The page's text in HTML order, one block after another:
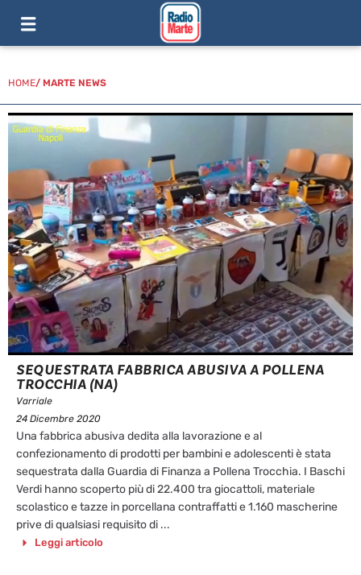
HOME/ MARTE NEWS
SEQUESTRATA FABBRICA ABUSIVA A POLLENA
TROCCHIA (NA)
Varriale
24 Dicembre 2020
Una fabbrica abusiva dedita alla lavorazione e al
confezionamento di prodotti per bambini e adolescenti è stata
sequestrata dalla Guardia di Finanza a Pollena Trocchia. I Baschi
Verdi hanno scoperto più di 22.400 tra giocattoli, materiale
scolastico e tazze in porcellana contraffatti e 1.160 mascherine
prive di qualsiasi requisito di ...
Leggi articolo